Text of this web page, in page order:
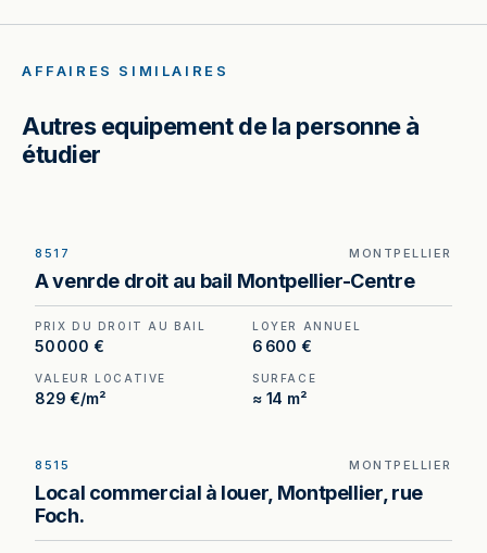
AFFAIRES SIMILAIRES
Autres equipement de la personne à
étudier
Droit au bail à vendre à Montpellier, au prix de 50
000 €. (Honoraires à la charge du cédant).
8517 MONTPELLIER
A venrde droit au bail Montpellier-Centre
PRIX DU DROIT AU BAIL
50 000 €
LOYER ANNUEL
6 600 €
VALEUR LOCATIVE
829 €/m²
SURFACE
≈ 14 m²
Local commercial à louer rue Foch, Montpellier —
107 m² dans un environnement de boutiques haut
de gamme.
8515 MONTPELLIER
Local commercial à louer, Montpellier, rue
Foch.